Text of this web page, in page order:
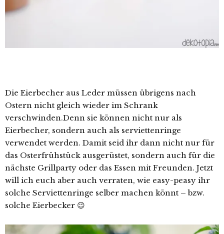
Die Eierbecher aus Leder müssen übrigens nach
Ostern nicht gleich wieder im Schrank
verschwinden.Denn sie können nicht nur als
Eierbecher, sondern auch als serviettenringe
verwendet werden. Damit seid ihr dann nicht nur für
das Osterfrühstück ausgerüstet, sondern auch für die
nächste Grillparty oder das Essen mit Freunden. Jetzt
will ich euch aber auch verraten, wie easy-peasy ihr
solche Serviettenringe selber machen könnt – bzw.
solche Eierbecker 😉